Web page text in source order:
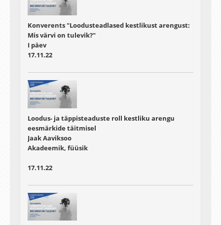
Konverents "Loodusteadlased kestlikust arengust:
Mis värvi on tulevik?"
I päev
17.11.22
Loodus- ja täppisteaduste roll kestliku arengu
eesmärkide täitmisel
Jaak Aaviksoo
Akadeemik, füüsik
17.11.22